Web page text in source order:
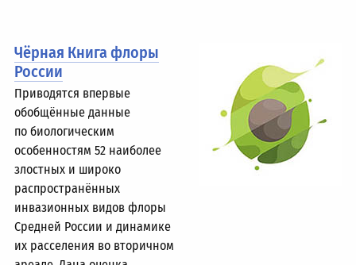
Чёрная Книга флоры
России
Приводятся впервые
обобщённые данные
по биологическим
особенностям 52 наиболее
злостных и широко
распространённых
инвазионных видов флоры
Средней России и динамике
их расселения во вторичном